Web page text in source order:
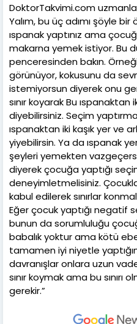
DoktorTakvimi.com
Yalım, bu üç adımı şöyle bir
ıspanak yaptınız ama
makarna yemek istiyor. Bu
penceresinden bakın.
görünüyor, kokusunu da
istemiyorsun diyerek onu
sınır koyarak Bu ıspanaktan
diyebilirsiniz. Seçim
ıspanaktan iki kaşık yer ve
yiyebilirsin. Ya da ıspanak
şeyleri yemekten
diyerek çocuğa yaptığı
deneyimletmelisiniz.
kabul edilerek sınırlar
Eğer çocuk yaptığı negatif
bunun da sorumluluğu
babalık yoktur ama kötü
tamamen iyi niyetle
davranışlar onlara uzun
sınır koymak ama bu sınırı
gerekir.”